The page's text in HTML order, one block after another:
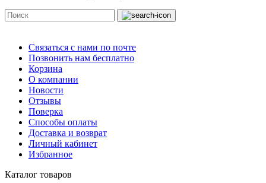
Связаться с нами по почте
Позвонить нам бесплатно
Корзина
О компании
Новости
Отзывы
Поверка
Способы оплаты
Доставка и возврат
Личный кабинет
Избранное
Каталог товаров